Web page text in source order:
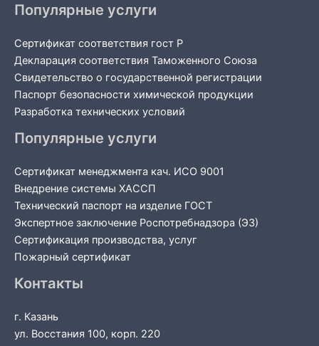
Популярные услуги
Сертификат соответствия гост Р
Декларация соответствия Таможенного Союза
Свидетельство о государственной регистрации
Паспорт безопасности химической продукции
Разработка технических условий
Популярные услуги
Сертификат менеджмента кач. ИСО 9001
Внедрение системы ХАССП
Технический паспорт на изделие ГОСТ
Экспертное заключение Роспотребнадзора (ЭЗ)
Сертификация производства, услуг
Пожарный сертификат
Контакты
г. Казань
ул. Восстания 100, корп. 220